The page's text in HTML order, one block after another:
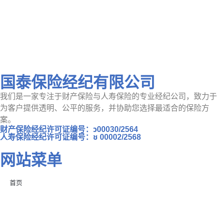
国泰保险经纪有限公司
我们是一家专注于财产保险与人寿保险的专业经纪公司，致力于
为客户提供透明、公平的服务，并协助您选择最适合的保险方
案。
财产保险经纪许可证编号：ว00030/2564
人寿保险经纪许可证编号：ช 00002/2568
网站菜单
首页